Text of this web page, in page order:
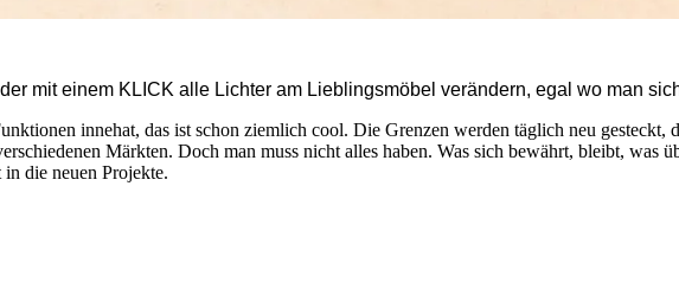
mit einem KLICK alle Lichter am Lieblingsmöbel verändern, egal wo man
innehat, das ist schon ziemlich cool. Die Grenzen werden täglich neu
Märkten. Doch man muss nicht alles haben. Was sich bewährt, bleibt, was
die neuen Projekte.